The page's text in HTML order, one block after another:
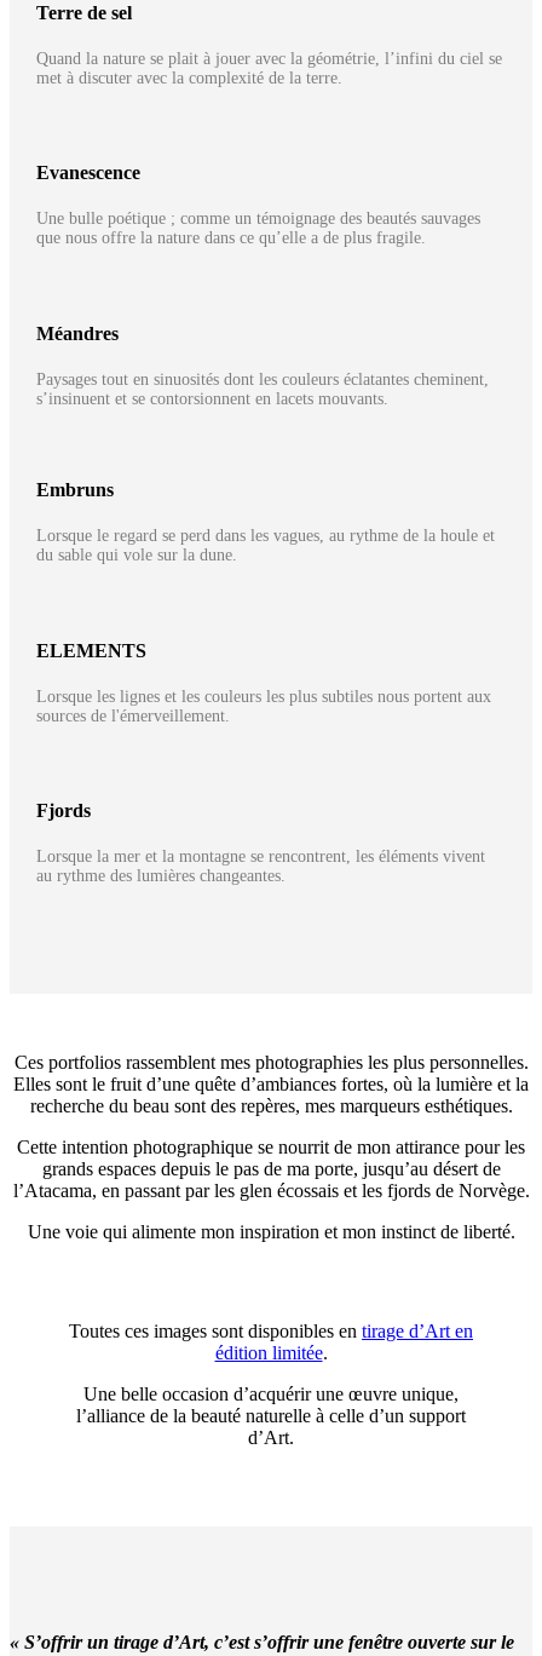
Terre de sel
Quand la nature se plait à jouer avec la géométrie, l’infini du ciel se
met à discuter avec la complexité de la terre.
Evanescence
Une bulle poétique ; comme un témoignage des beautés sauvages
que nous offre la nature dans ce qu’elle a de plus fragile.
Méandres
Paysages tout en sinuosités dont les couleurs éclatantes cheminent,
s’insinuent et se contorsionnent en lacets mouvants.
Embruns
Lorsque le regard se perd dans les vagues, au rythme de la houle et
du sable qui vole sur la dune.
ELEMENTS
Lorsque les lignes et les couleurs les plus subtiles nous portent aux
sources de l'émerveillement.
Fjords
Lorsque la mer et la montagne se rencontrent, les éléments vivent
au rythme des lumières changeantes.
Ces portfolios rassemblent mes photographies les plus personnelles.
Elles sont le fruit d’une quête d’ambiances fortes, où la lumière et la
recherche du beau sont des repères, mes marqueurs esthétiques.
Cette intention photographique se nourrit de mon attirance pour les
grands espaces depuis le pas de ma porte, jusqu’au désert de
l’Atacama, en passant par les glen écossais et les fjords de Norvège.
Une voie qui alimente mon inspiration et mon instinct de liberté.
Toutes ces images sont disponibles en tirage d’Art en
édition limitée.
Une belle occasion d’acquérir une œuvre unique,
l’alliance de la beauté naturelle à celle d’un support
d’Art.
« S’offrir un tirage d’Art, c’est s’offrir une fenêtre ouverte sur le